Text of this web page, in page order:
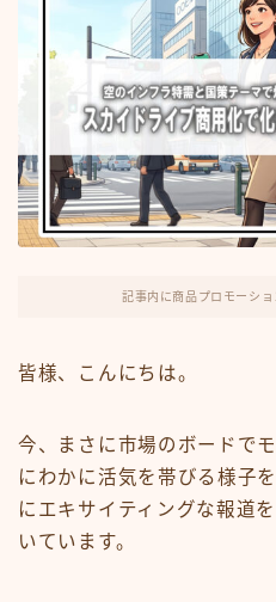
フリマ物販
Yahoo出品
メルカリ販売
投資・株
FX・仮想通貨
リスキング・ラーニング
記事内に商品プロモーシ
皆様、こんにちは。
今、まさに市場のボードで
にわかに活気を帯びる様子
にエキサイティングな報道
いています。